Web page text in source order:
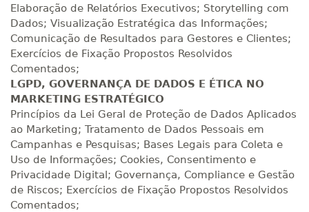
Elaboração de Relatórios Executivos; Storytelling com
Dados; Visualização Estratégica das Informações;
Comunicação de Resultados para Gestores e Clientes;
Exercícios de Fixação Propostos Resolvidos
Comentados;
LGPD, GOVERNANÇA DE DADOS E ÉTICA NO
MARKETING ESTRATÉGICO
Princípios da Lei Geral de Proteção de Dados Aplicados
ao Marketing; Tratamento de Dados Pessoais em
Campanhas e Pesquisas; Bases Legais para Coleta e
Uso de Informações; Cookies, Consentimento e
Privacidade Digital; Governança, Compliance e Gestão
de Riscos; Exercícios de Fixação Propostos Resolvidos
Comentados;